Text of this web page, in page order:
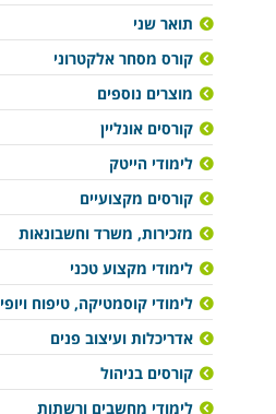
תואר שני
קורס מסחר אלקטרוני
מוצרים נוספים
קורסים אונליין
לימודי הייטק
קורסים מקצועיים
מזכירות, משרד וחשבונאות
לימודי מקצוע טכני
לימודי קוסמטיקה, טיפוח ויופי
אדריכלות ועיצוב פנים
קורסים בניהול
לימודי מחשבים ורשתות